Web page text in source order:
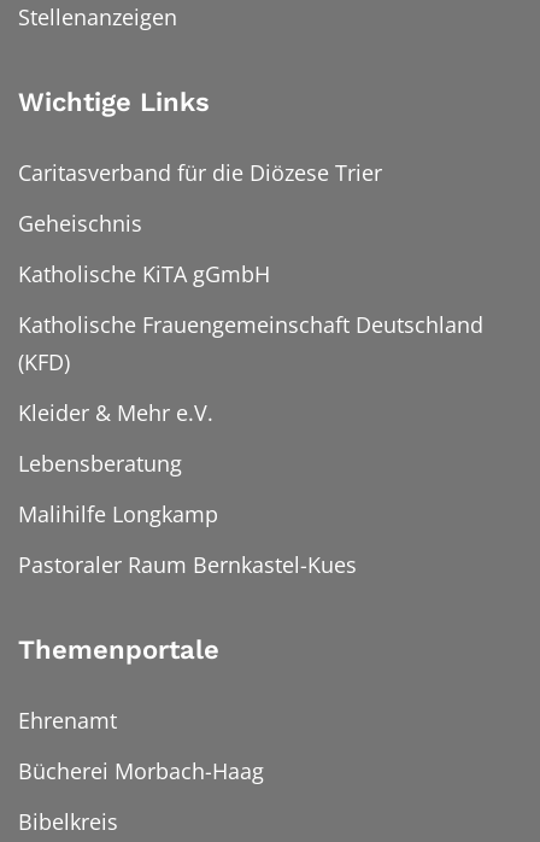
Stellenanzeigen
Wichtige Links
Caritasverband für die Diözese Trier
Geheischnis
Katholische KiTA gGmbH
Katholische Frauengemeinschaft Deutschland
(KFD)
Kleider & Mehr e.V.
Lebensberatung
Malihilfe Longkamp
Pastoraler Raum Bernkastel-Kues
Themenportale
Ehrenamt
Bücherei Morbach-Haag
Bibelkreis